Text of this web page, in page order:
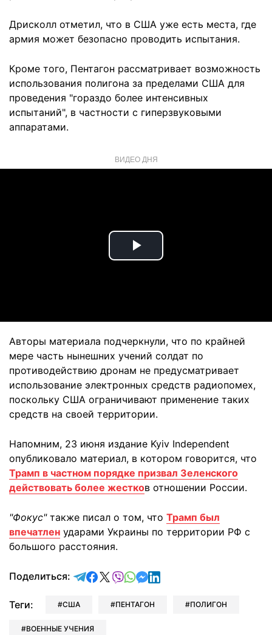
Дрисколл отметил, что в США уже есть места, где
армия может безопасно проводить испытания.
Кроме того, Пентагон рассматривает возможность
использования полигона за пределами США для
проведения "гораздо более интенсивных
испытаний", в частности с гиперзвуковыми
аппаратами.
ВИДЕО ДНЯ
Play
Авторы материала подчеркнули, что по крайней
мере часть нынешних учений солдат по
противодействию дронам не предусматривает
использование электронных средств радиопомех,
поскольку США ограничивают применение таких
средств на своей территории.
Напомним, 23 июня издание Kyiv Independent
опубликовало материал, в котором говорится, что
Трамп в частном порядке призвал Зеленского
действовать более жестков отношении России.
"Фокус"также писал о том, что Трамп был
впечатлен ударами Украины по территории РФ с
большого расстояния.
Поделиться: отправить в Telegram
поделиться в Facebook
поделиться в X
отправить в Viber
отправить в Whatsapp
отправить в Messenger
отправить в LinkedIn
Теги: США ПЕНТАГОН ПОЛИГОН
ВОЕННЫЕ УЧЕНИЯ